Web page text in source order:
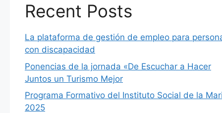
Recent Posts
La plataforma de gestión de empleo para
con discapacidad
Ponencias de la jornada «De Escuchar a Hacer
Juntos un Turismo Mejor
Programa Formativo del Instituto Social de la
2025